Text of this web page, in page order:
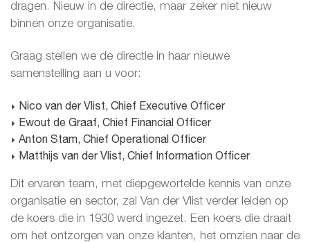
dragen. Nieuw in de directie, maar zeker niet nieuw
binnen onze organisatie.
Graag stellen we de directie in haar nieuwe
samenstelling aan u voor:
Nico van der Vlist, Chief Executive Officer
Ewout de Graaf, Chief Financial Officer
Anton Stam, Chief Operational Officer
Matthijs van der Vlist, Chief Information Officer
Dit ervaren team, met diepgewortelde kennis van onze
organisatie en sector, zal Van der Vlist verder leiden op
de koers die in 1930 werd ingezet. Een koers die draait
om het ontzorgen van onze klanten, het omzien naar de